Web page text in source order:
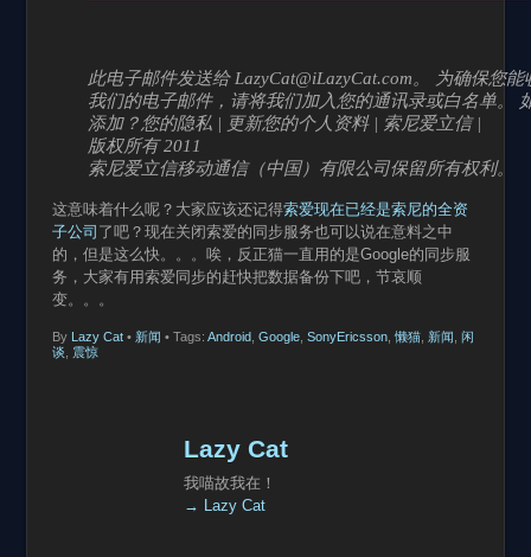
此电子邮件发送给 LazyCat@iLazyCat.com。 为确保您能
我们的电子邮件，请将我们加入您的通讯录或白名单。
添加？您的隐私 | 更新您的个人资料 | 索尼爱立信 |
版权所有 2011
索尼爱立信移动通信（中国）有限公司保留所有权利。
这意味着什么呢？大家应该还记得索爱现在已经是索尼的全资
子公司 了吧？现在关闭索爱的同步服务也可以说在意料之中
的，但是这么快。。。唉，反正猫一直用的是Google的同步服
务，大家有用索爱同步的赶快把数据备份下吧，节哀顺
变。。。
By Lazy Cat• 新闻 • Tags: Android, Google, SonyEricsson, 懒猫, 新闻 闲
谈
震惊
Lazy Cat
我喵故我在！
→ Lazy Cat